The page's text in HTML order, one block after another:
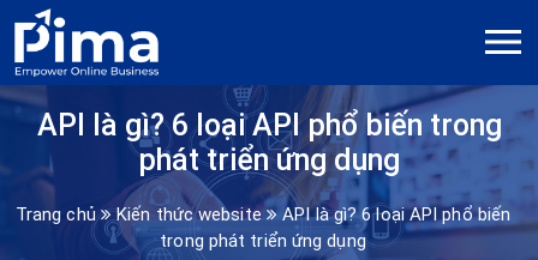
API là gì? 6 loại API phổ biến trong
phát triển ứng dụng
Trang chủ Kiến thức website
API là gì? 6 loại API phổ biến
trong phát triển ứng dụng